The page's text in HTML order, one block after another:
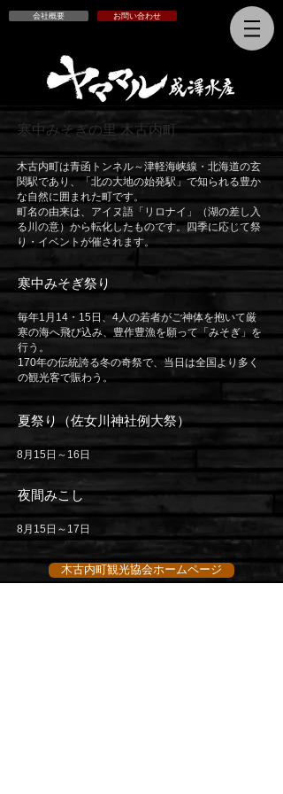
会社概要 お問い合わせ
寒中みそぎの里 木古内町
木古内町は青函トンネル～津軽海峡線・北海道の玄
関駅であり、「北の大地の始発駅」で知られる豊か
な自然に囲まれた町です。
町名の由来は、アイヌ語「リロナイ」（湖の差し入
る川の意）から転化したものです。四季に応じて祭
り・イベントが催されます。
寒中みそぎ祭り
毎年1月14・15日、4人の若者がご神体を抱いて厳
寒の海へ飛び込み、豊作豊漁を願って「みそぎ」を
行う。
170年の伝統誇る冬の奇祭で、当日は全国より多く
の観光客で賑わう。
夏祭り（佐女川神社例大祭）
8月15日～16日
夜間みこし
8月15日～17日
木古内町観光協会ホームページ